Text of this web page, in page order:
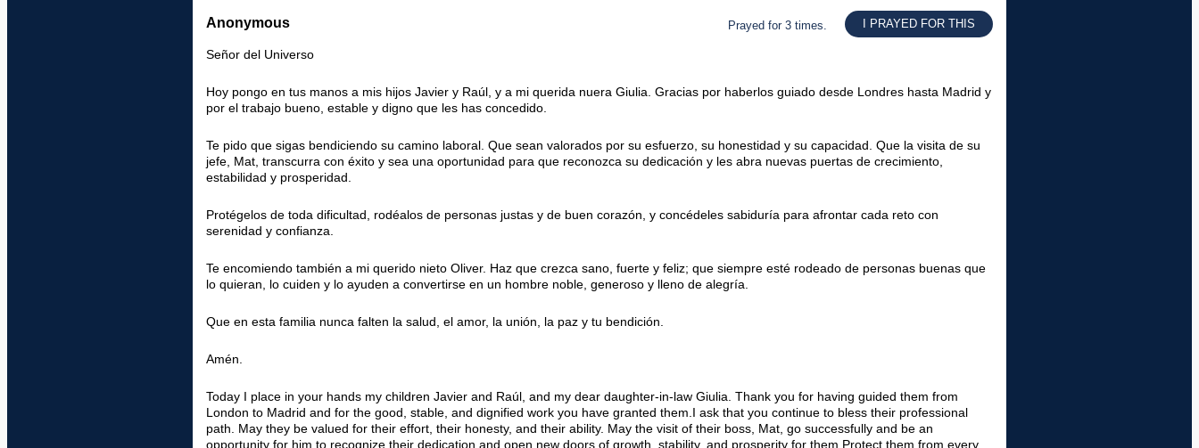
I PRAYED FOR THIS
Prayed for 3 times.
Anonymous
Señor del Universo
Hoy pongo en tus manos a mis hijos Javier y Raúl, y a mi querida nuera Giulia. Gracias por haberlos guiado desde Londres hasta Madrid y
por el trabajo bueno, estable y digno que les has concedido.
Te pido que sigas bendiciendo su camino laboral. Que sean valorados por su esfuerzo, su honestidad y su capacidad. Que la visita de su
jefe, Mat, transcurra con éxito y sea una oportunidad para que reconozca su dedicación y les abra nuevas puertas de crecimiento,
estabilidad y prosperidad.
Protégelos de toda dificultad, rodéalos de personas justas y de buen corazón, y concédeles sabiduría para afrontar cada reto con
serenidad y confianza.
Te encomiendo también a mi querido nieto Oliver. Haz que crezca sano, fuerte y feliz; que siempre esté rodeado de personas buenas que
lo quieran, lo cuiden y lo ayuden a convertirse en un hombre noble, generoso y lleno de alegría.
Que en esta familia nunca falten la salud, el amor, la unión, la paz y tu bendición.
Amén.
Today I place in your hands my children Javier and Raúl, and my dear daughter-in-law Giulia. Thank you for having guided them from
London to Madrid and for the good, stable, and dignified work you have granted them.I ask that you continue to bless their professional
path. May they be valued for their effort, their honesty, and their ability. May the visit of their boss, Mat, go successfully and be an
opportunity for him to recognize their dedication and open new doors of growth, stability, and prosperity for them.Protect them from every